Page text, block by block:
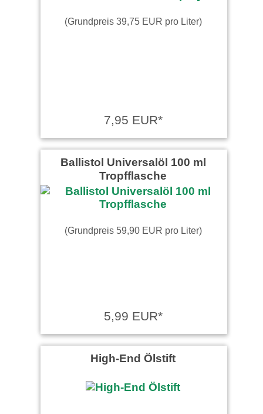
(Grundpreis 39,75 EUR pro Liter)
7,95 EUR*
Ballistol Universalöl 100 ml
Tropfflasche
(Grundpreis 59,90 EUR pro Liter)
5,99 EUR*
High-End Ölstift